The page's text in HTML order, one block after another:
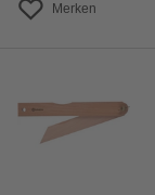
Merken